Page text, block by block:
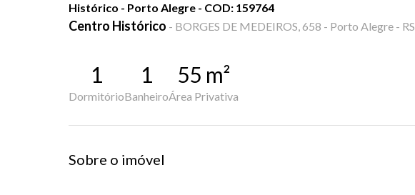
Histórico - Porto Alegre - COD: 159764
Centro Histórico - BORGES DE MEDEIROS, 658 - Porto Alegre - RS
1
Dormitório
1
Banheiro
55 m²
Área Privativa
Sobre o imóvel